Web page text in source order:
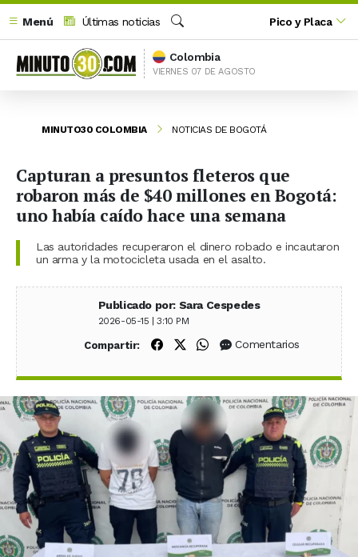
Menú
Últimas noticias
Buscar
Pico y Placa
Colombia
VIERNES 07 DE AGOSTO
MINUTO30 COLOMBIA NOTICIAS DE BOGOTÁ
Capturan a presuntos fleteros que
robaron más de $40 millones en Bogotá:
uno había caído hace una semana
Las autoridades recuperaron el dinero robado e incautaron
un arma y la motocicleta usada en el asalto.
Publicado por: Sara Cespedes
2026-05-15 | 3:10 PM
Compartir: Compartir en Facebook
Compartir en X (Twitter)
Compartir en WhatsApp
Comentarios